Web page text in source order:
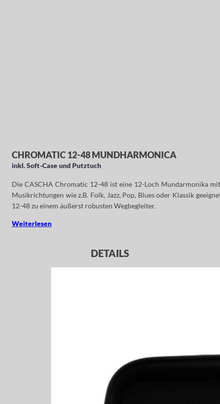
CHROMATIC 12-48 MUNDHARMONICA
inkl. Soft-Case und Putztuch
Die CASCHA Chromatic 12-48 ist eine 12-Loch Mundarmonika
Musikrichtungen wie z.B. Folk, Jazz, Pop, Blues oder Klassik
12-48 zu einem äußerst robusten Wegbegleiter.
Weiterlesen
DETAILS